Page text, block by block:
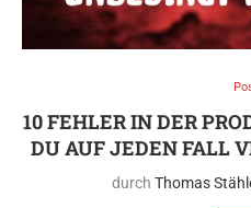
10 FEHLER IN DER
DU AUF JEDEN FALL
durch Thomas